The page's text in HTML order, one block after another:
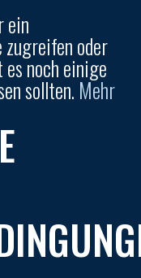
ein
zugreifen oder
noch einige
sollten. Mehr